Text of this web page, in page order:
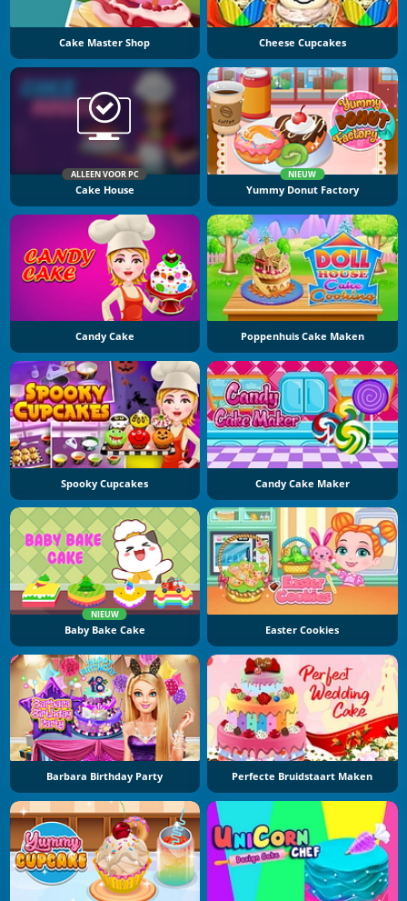
Cake Master Shop Cheese Cupcakes
ALLEEN VOOR PC
Cake House
NIEUW
Yummy Donut Factory
Candy Cake Poppenhuis Cake Maken
Spooky Cupcakes Candy Cake Maker
NIEUW
Baby Bake Cake Easter Cookies
Barbara Birthday Party Perfecte Bruidstaart Maken